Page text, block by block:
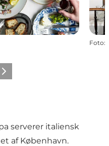
Foto:
Næste
serverer italiensk
af København.